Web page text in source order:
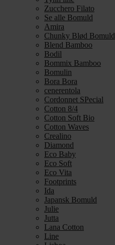
Zucchero Filato
Se alle Bomuld
Amira
Chunky Blød Bomuld
Blend Bamboo
Bodil
Bommix Bamboo
Bomulin
Bora Bora
cenerentola
Cordonnet SPecial
Cotton 8/4
Cotton Soft Bio
Cotton Waves
Crealino
Diamond
Eco Baby
Eco Soft
Eco Vita
Footprints
Ida
Japansk Bomuld
Julie
Jutta
Lana Cotton
Line